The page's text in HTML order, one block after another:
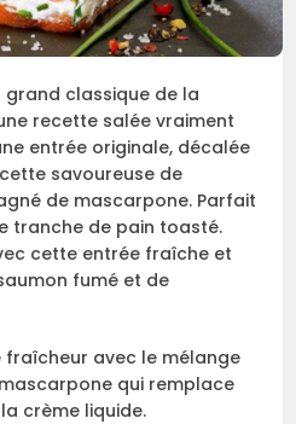
grand classique de la
recette salée vraiment
entrée originale, décalée
savoureuse de
de mascarpone. Parfait
tranche de pain toasté.
cette entrée fraîche et
fumé et de
fraîcheur avec le mélange
qui remplace
crème liquide.